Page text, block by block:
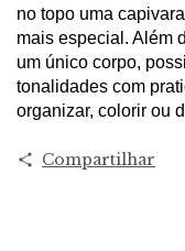
no topo uma
mais especial. Além
um único corpo,
tonalidades com
organizar, colorir ou
Compartilhar